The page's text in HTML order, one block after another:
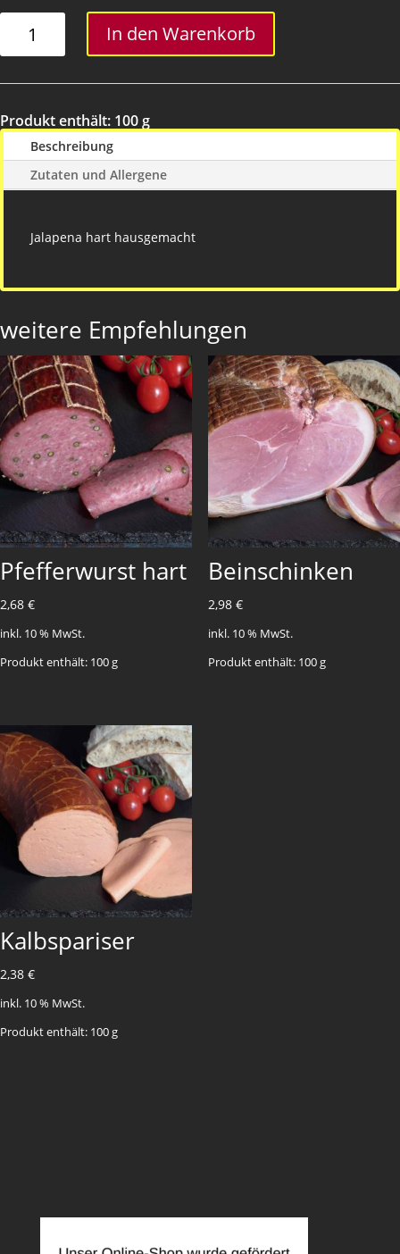
In den Warenkorb
Produkt enthält: 100g
Beschreibung
Zutaten und Allergene
Jalapena hart hausgemacht
weitere Empfehlungen
Pfefferwurst hart
2,68 €
inkl. 10 % MwSt.
Produkt enthält: 100g
Beinschinken
2,98 €
inkl. 10 % MwSt.
Produkt enthält: 100g
Kalbspariser
2,38 €
inkl. 10 % MwSt.
Produkt enthält: 100g